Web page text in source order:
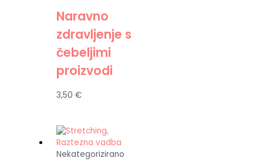
Naravno
zdravljenje s
čebeljimi
proizvodi
3,50€
Nekategorizirano